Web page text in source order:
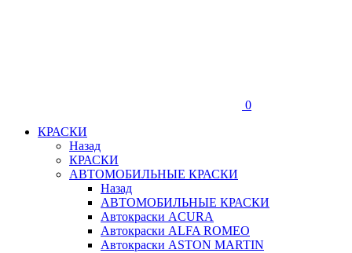
0
КРАСКИ
Назад
КРАСКИ
АВТОМОБИЛЬНЫЕ КРАСКИ
Назад
АВТОМОБИЛЬНЫЕ КРАСКИ
Автокраски ACURA
Автокраски ALFA ROMEO
Автокраски ASTON MARTIN